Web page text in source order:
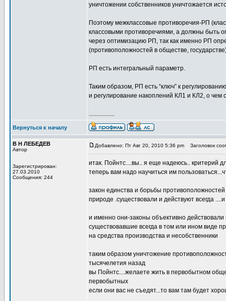
уничтожении собственников уничтожается
Поэтому межклассовые противоречия-РП
классовыми противоречиями, а должны быть
через оптимизацию РП, так как именно РП
(противоположно­стей в обществе,
РП есть интегральный параметр.
Таким образом, РП есть “ключ” к
и регулирование накоплений КЛ1 и КЛ2, о чем
.................
Вернуться к началу
В Н ЛЕБЕДЕВ
Автор
Зарегистрирован:
27.03.2010
Сообщения: 244
Добавлено: Пт Авг 20, 2010 5:36 pm Заголовок
итак. Пойнтс....вы.. я еще надеюсь.. критерий
теперь вам надо научиться им
закон единства и борьбы
природе .существовали и действуют всегда
и именно они-законы объективно
существовавшие всегда в том или ином виде
на средства производства и несобственники
таким образом уничтожение
тысячелетия назад
вы Пойнтс....желаете жить в первобытном
первобытных
если они вас не съедят...то вам там будет